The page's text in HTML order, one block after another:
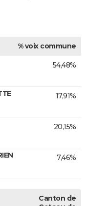
% voix commune
54,48%
17,91%
20,15%
7,46%
Canton de